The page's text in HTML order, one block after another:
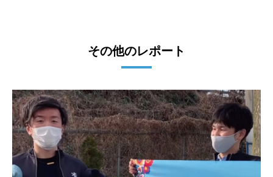
その他のレポート